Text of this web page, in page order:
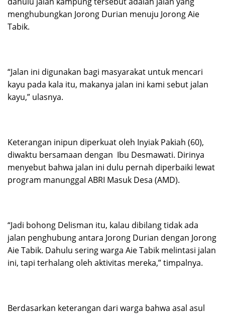
menghubungkan Jorong Durian menuju Jorong Aie
Tabik.
“Jalan ini digunakan bagi masyarakat untuk mencari
kayu pada kala itu, makanya jalan ini kami sebut jalan
kayu,” ulasnya.
Keterangan inipun diperkuat oleh Inyiak Pakiah (60),
diwaktu bersamaan dengan Ibu Desmawati. Dirinya
menyebut bahwa jalan ini dulu pernah diperbaiki lewat
program manunggal ABRI Masuk Desa (AMD).
“Jadi bohong Delisman itu, kalau dibilang tidak ada
jalan penghubung antara Jorong Durian dengan Jorong
Aie Tabik. Dahulu sering warga Aie Tabik melintasi jalan
ini, tapi terhalang oleh aktivitas mereka,” timpalnya.
Berdasarkan keterangan dari warga bahwa asal asul